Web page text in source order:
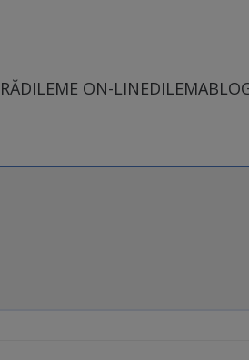
DILEME ON-LINE